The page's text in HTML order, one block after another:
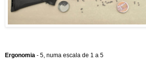
Ergonomia - 5, numa escala de 1 a 5